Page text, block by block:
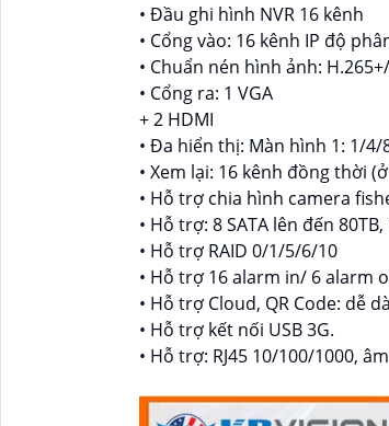
• Đầu ghi hình NVR 16 kênh
• Cổng vào: 16 kênh IP độ
• Chuẩn nén hình ảnh:
• Cổng ra: 1 VGA
+ 2 HDMI
• Đa hiển thị: Màn hình 1: 1/
• Xem lại: 16 kênh đồng thời
• Hỗ trợ chia hình camera
• Hỗ trợ: 8 SATA lên đến 80TB,
• Hỗ trợ RAID 0/1/5/6/10
• Hỗ trợ 16 alarm in/ 6 alarm
• Hỗ trợ Cloud, QR Code: dễ
• Hỗ trợ kết nối USB 3G.
• Hỗ trợ: RJ45 10/100/1000,